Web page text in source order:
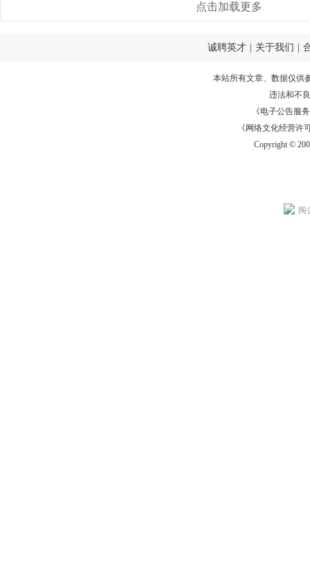
点击加载更多
诚聘英才 关于我们
本站所有文章、数据仅供
违法和不
《电子公告服务
《网络文化经营许
Copyright ©
闽